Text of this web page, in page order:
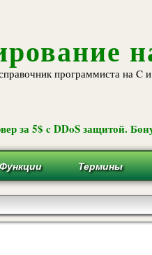
программиста на C
за 5$ c DDoS защитой.
Функции Термины